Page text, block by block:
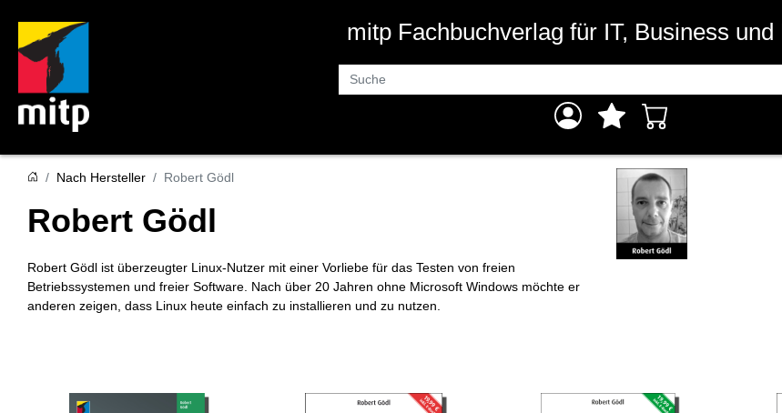
mitp Fachbuchverlag für IT, Business und
Suche
Nach Hersteller Robert Gödl
Robert Gödl
Robert Gödl ist überzeugter Linux-Nutzer mit einer Vorliebe für das Testen von freien
Betriebssystemen und freier Software. Nach über 20 Jahren ohne Microsoft Windows möchte er
anderen zeigen, dass Linux heute einfach zu installieren und zu nutzen.